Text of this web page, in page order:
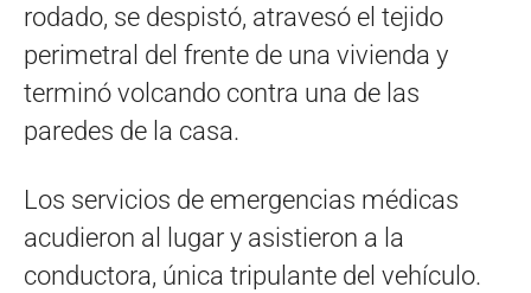
rodado, se despistó, atravesó el tejido
perimetral del frente de una vivienda y
terminó volcando contra una de las
paredes de la casa.
Los servicios de emergencias médicas
acudieron al lugar y asistieron a la
conductora, única tripulante del vehículo.